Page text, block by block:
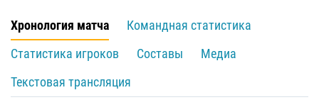
Хронология матча
Командная статистика
Статистика игроков
Составы
Медиа
Текстовая трансляция